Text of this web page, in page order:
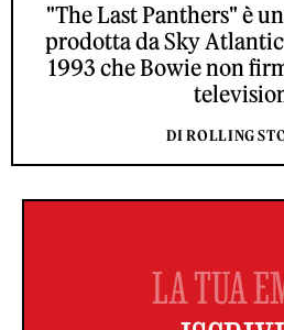
"The Last Panthers" è
prodotta da Sky Atlantic
1993 che Bowie non
DI ROLLING